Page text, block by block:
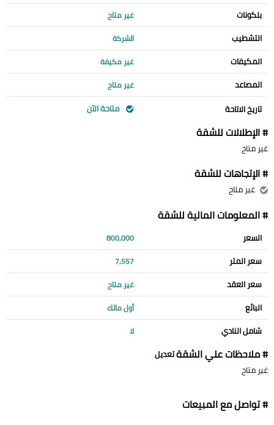
بلكونات غير متاح
التشطيب الشركة
المكيفات غير مكيفة
المصاعد غير متاح
تاريخ الاتاحة متاحة الآن
# الإطلالات للشقة
غير متاح
# الإتجاهات للشقة
غير متاح
# المعلومات المالية للشقة
السعر 800,000
سعر المتر 7,557
سعر العقد غير متاح
البائع أول مالك
شامل النادي لا
# ملاحظات علي الشقةتعديل
غير متاح
# تواصل مع المبيعات